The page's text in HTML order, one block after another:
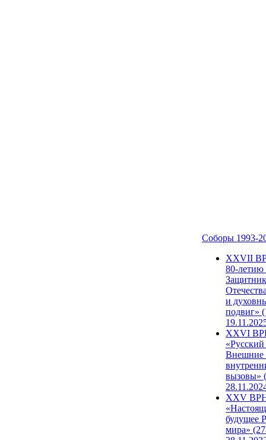
Соборы 1993-
ХХVII
80-
и
подвиг»
XXVI
Внешние
вызовы»
XXV
будущее
мира»